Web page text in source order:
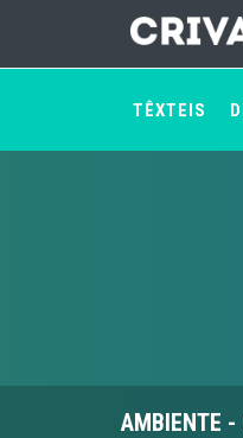
TÊXTEIS
AMBIENTE -